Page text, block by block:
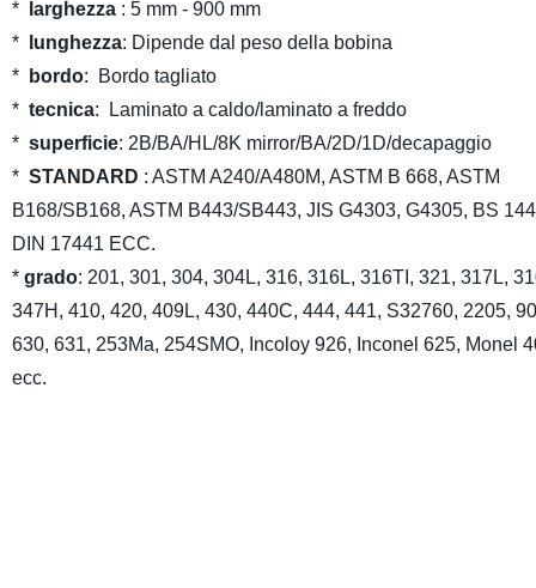
*
larghezza: 5 mm - 900 mm
*
lunghezza: Dipende dal peso della bobina
*
bordo: Bordo tagliato
* tecnica: Laminato a caldo/laminato a freddo
* superficie: 2B/BA/HL/8K mirror/BA/2D/1D/decapaggio
* STANDARD : ASTM A240/A480M, ASTM B 668, ASTM
B168/SB168, ASTM B443/SB443, JIS G4303, G4305, BS
DIN 17441 ECC.
*grado: 201, 301, 304, 304L, 316, 316L, 316TI, 321, 317L,
347H, 410, 420, 409L, 430, 440C, 444, 441, S32760, 2205,
630, 631, 253Ma, 254SMO, Incoloy 926, Inconel 625, Monel
ecc.